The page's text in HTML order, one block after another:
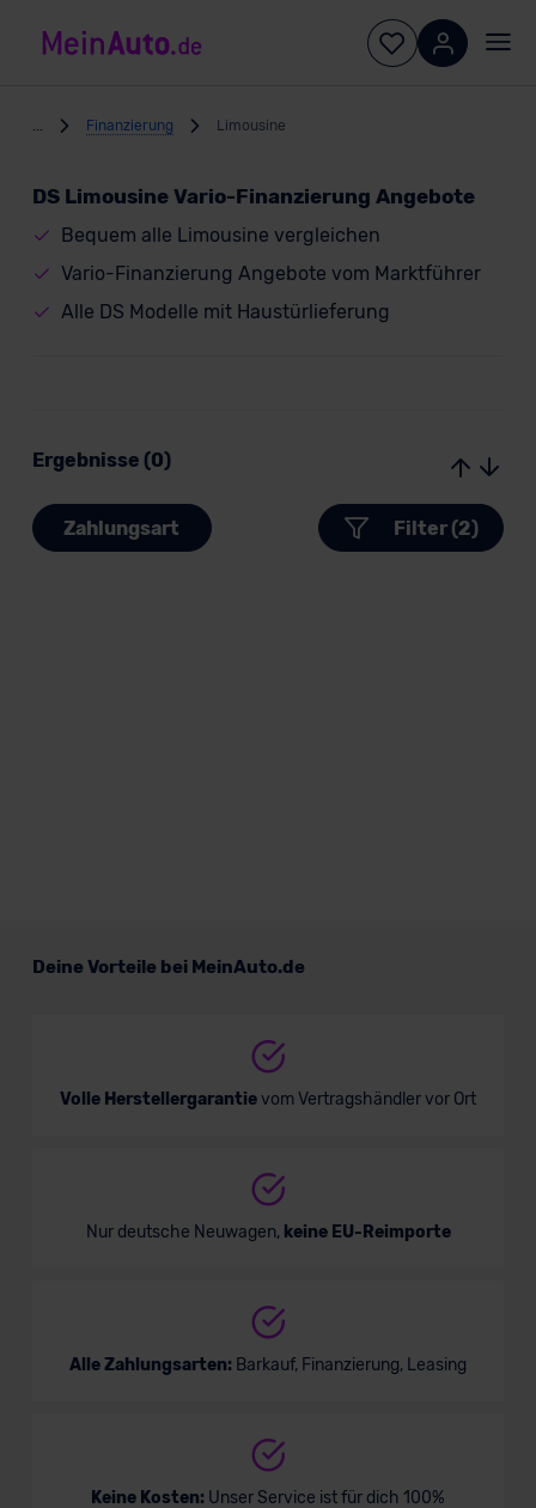
Finanzierung Limousine
DS Limousine Vario-Finanzierung Angebote
Bequem alle Limousine vergleichen
Vario-Finanzierung Angebote vom Marktführer
Alle DS Modelle mit Haustürlieferung
Ergebnisse (0)
Zahlungsart Filter (2)
Deine Vorteile bei MeinAuto.de
Volle Herstellergarantievom Vertragshändler vor Ort
Nur deutsche Neuwagen, keine EU-Reimporte
Alle Zahlungsarten: Barkauf, Finanzierung, Leasing
Keine Kosten: Unser Service ist für dich 100%